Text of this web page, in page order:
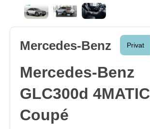
Privat
Mercedes-Benz
Mercedes-Benz
GLC300d 4MATIC
Coupé